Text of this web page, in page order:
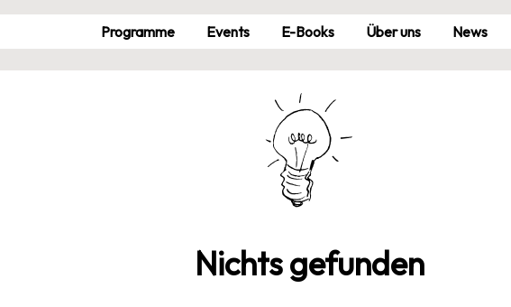
Pro­gramme Events E-Books Über uns News
Nichts gefunden